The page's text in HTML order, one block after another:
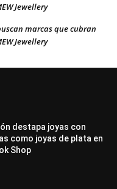
Jewellery
marcas que cubran
Jewellery
destapa joyas con
como joyas de plata en
Shop